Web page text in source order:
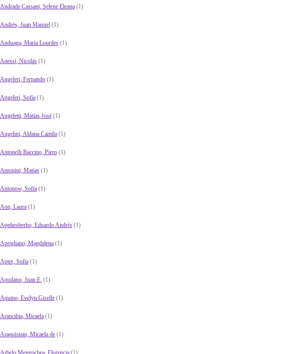
Andrade Cassani, Selene Eleana(1)
Andrés, Juan Manuel(1)
Anduaga, María Lourdes(1)
Anessi, Nicolás(1)
Angeleri, Fernando(1)
Angeleri, Sofía(1)
Angeletti, Matías José(1)
Angelini, Aldana Camila(1)
Antonelli Baccino, Piero(1)
Antonini, Matías(1)
Antonow, Sofía(1)
Aon, Laura(1)
Apphesberho, Eduardo Andrés(1)
Aprigliano, Magdalena(1)
Apter, Sofía(1)
Aquilano, Juan E. (1)
Aquino, Evelyn Giselle(1)
Arancibia, Micaela(1)
Araquistain, Micaela de(1)
Arbelo Mengochea, Florencia(1)